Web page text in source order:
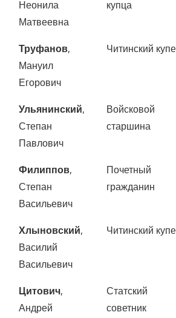
Неонила
Матвеевна
купца
Труфанов,
Мануил
Егорович
Читинский
Ульянинский,
Степан
Павлович
Войсковой
старшина
Филиппов,
Степан
Васильевич
Почетный
гражданин
Хлыновский,
Василий
Васильевич
Читинский
Цитович,
Андрей
Статский
советник